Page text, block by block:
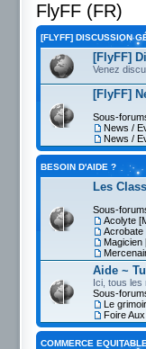
FlyFF (FR)
[FLYFF] DISCUSSION
[FlyFF]
Venez
[FlyFF]
Sous-
News /
News /
BESOIN D'AIDE ?
Les
Sous-
Acolyte
Acrobate
Magicien
Aide ~
Ici, tous les
Sous-
Le
Foire
COMMERCE